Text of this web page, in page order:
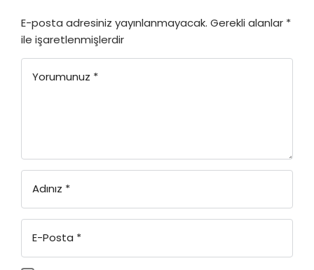
E-posta adresiniz yayınlanmayacak. Gerekli alanlar *
ile işaretlenmişlerdir
Yorumunuz *
Adınız *
E-Posta *